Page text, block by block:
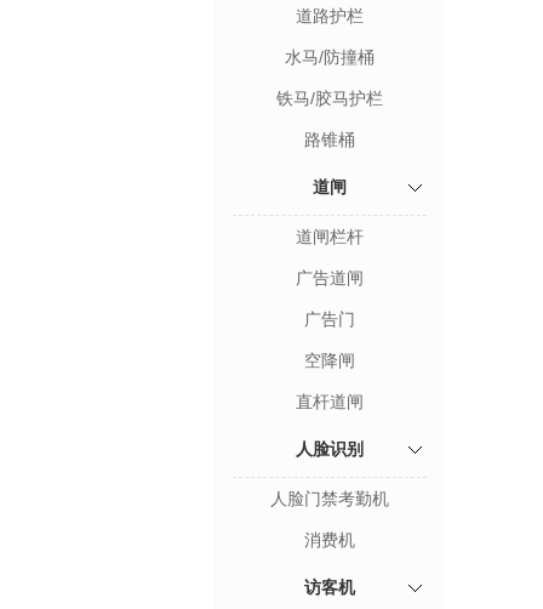
道路护栏
水马/防撞桶
铁马/胶马护栏
路锥桶
道闸
道闸栏杆
广告道闸
广告门
空降闸
直杆道闸
人脸识别
人脸门禁考勤机
消费机
访客机